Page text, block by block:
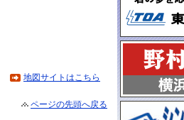
地図サイトはこちら
ページの先頭へ戻る